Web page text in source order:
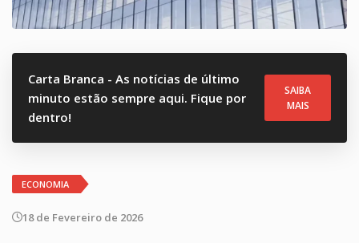
Carta Branca - As notícias de último
minuto estão sempre aqui. Fique por
dentro!
SAIBA
MAIS
ECONOMIA
18 de Fevereiro de 2026